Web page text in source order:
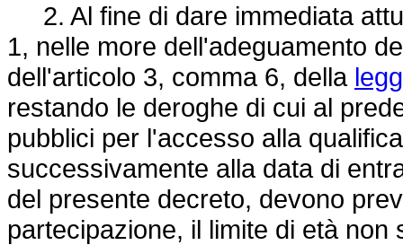
2. Al fine di dare immediata
1, nelle more dell'adeguamento
dell'articolo 3, comma 6, della
restando le deroghe di cui al
pubblici per l'accesso alla
successivamente alla data di
del presente decreto, devono
partecipazione, il limite di età